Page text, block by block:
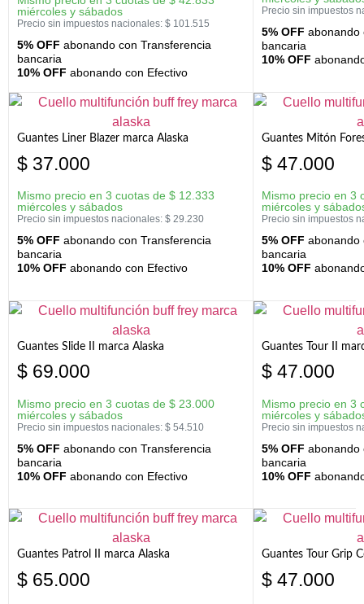
miércoles y sábados
Precio sin impuestos nacionales: $ 101.515
5% OFF abonando con Transferencia
bancaria
10% OFF abonando con Efectivo
Precio sin impuestos
5% OFF abonando
bancaria
10% OFF
Guantes Liner Blazer marca Alaska
$ 37.000
Mismo precio en 3 cuotas de $ 12.333
miércoles y sábados
Precio sin impuestos nacionales: $ 29.230
5% OFF abonando con Transferencia
bancaria
10% OFF abonando con Efectivo
Guantes Mitón
$ 47.000
Mismo precio en 3
miércoles y
Precio sin impuestos
5% OFF abonando
bancaria
10% OFF
Guantes Slide II marca Alaska
$ 69.000
Mismo precio en 3 cuotas de $ 23.000
miércoles y sábados
Precio sin impuestos nacionales: $ 54.510
5% OFF abonando con Transferencia
bancaria
10% OFF abonando con Efectivo
Guantes Tour II
$ 47.000
Mismo precio en 3
miércoles y
Precio sin impuestos
5% OFF abonando
bancaria
10% OFF
Guantes Patrol II marca Alaska
$ 65.000
Guantes Tour Grip
$ 47.000